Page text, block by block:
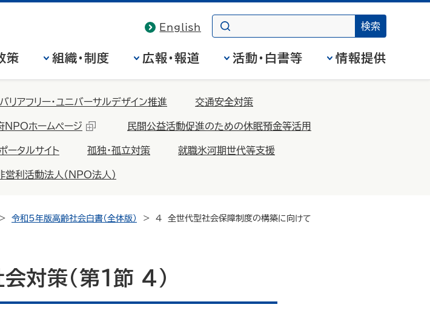
English
策 組織・制度 広報・報道 活動・白書等 情報提供
バリアフリー・ユニバーサルデザイン推進 交通安全対策
NPOホームページ 民間公益活動促進のための休眠預金等活用
タルサイト 孤独・孤立対策 就職氷河期世代等支援
利活動法人（NPO法人）
令和5年版高齢社会白書（全体版） 4 全世代型社会保障制度の構築に向けて
対策（第1節 4）